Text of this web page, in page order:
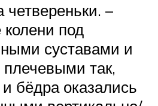
четвереньки. –
колени под
суставами и
так,
бёдра оказались